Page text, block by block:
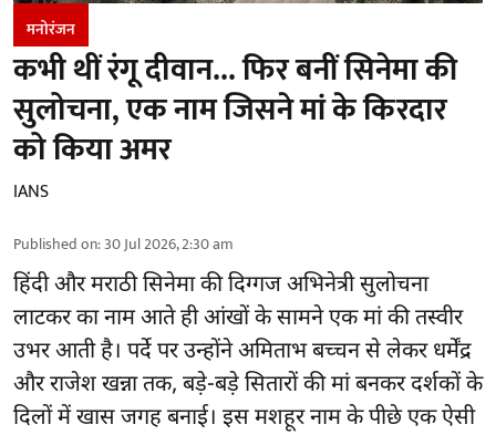
मनोरंजन
कभी थीं रंगू दीवान... फिर बनीं सिनेमा की
सुलोचना, एक नाम जिसने मां के किरदार
को किया अमर
IANS
Published on:30 Jul 2026, 2:30 am
हिंदी और मराठी सिनेमा की दिग्गज अभिनेत्री सुलोचना
लाटकर का नाम आते ही आंखों के सामने एक मां की तस्वीर
उभर आती है। पर्दे पर उन्होंने अमिताभ बच्चन से लेकर धर्मेंद्र
और राजेश खन्ना तक, बड़े-बड़े सितारों की मां बनकर दर्शकों के
दिलों में खास जगह बनाई। इस मशहूर नाम के पीछे एक ऐसी